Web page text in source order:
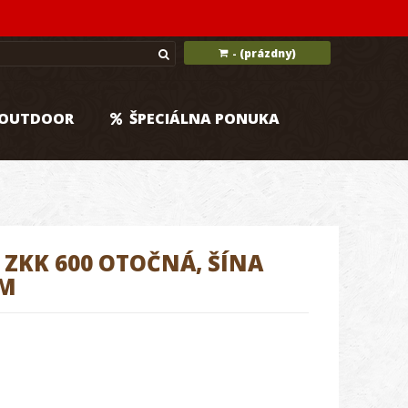
- (prázdny)
ŠPECIÁLNA PONUKA
600 OTOČNÁ, ŠÍNA